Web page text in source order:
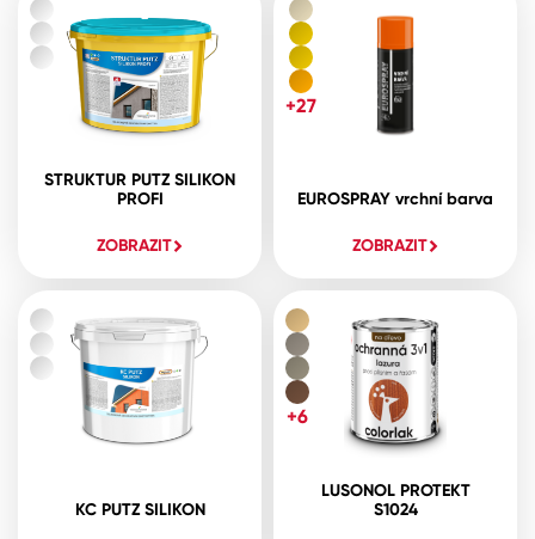
STRUKTUR PUTZ SILIKON
PROFI
ZOBRAZIT
EUROSPRAY vrchní barva
ZOBRAZIT
+27
KC PUTZ SILIKON
LUSONOL PROTEKT
S1024
+6